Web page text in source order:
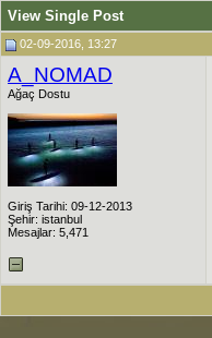
View Single Post
02-09-2016, 13:27
A_NOMAD
Ağaç Dostu
Giriş Tarihi: 09-12-2013
Şehir: istanbul
Mesajlar: 5,471